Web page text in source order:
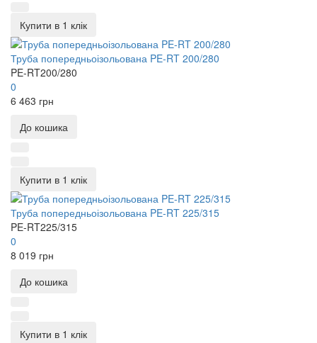
Купити в 1 клік
Труба попередньоізольована PE-RT 200/280
PE-RT200/280
0
6 463 грн
До кошика
Купити в 1 клік
Труба попередньоізольована PE-RT 225/315
PE-RT225/315
0
8 019 грн
До кошика
Купити в 1 клік